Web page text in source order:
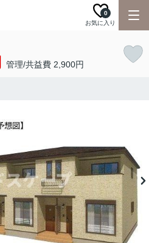
お気に入り
0
管理/共益費 2,900円